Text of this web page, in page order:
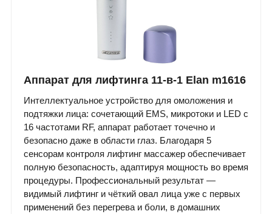
Аппарат для лифтинга 11-в-1 Elan m1616
Интеллектуальное устройство для омоложения и
подтяжки лица: сочетающий EMS, микротоки и LED с
16 частотами RF, аппарат работает точечно и
безопасно даже в области глаз. Благодаря 5
сенсорам контроля лифтинг массажер обеспечивает
полную безопасность, адаптируя мощность во время
процедуры. Профессиональный результат —
видимый лифтинг и чёткий овал лица уже с первых
применений без перегрева и боли, в домашних